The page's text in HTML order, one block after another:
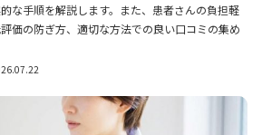
な手順を解説します。また、患者さんの負担軽
価の防ぎ方、適切な方法での良い口コミの集め